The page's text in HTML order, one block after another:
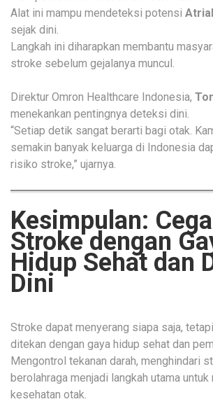
Alat ini mampu mendeteksi potensi
sejak dini.
Langkah ini diharapkan membantu
stroke sebelum gejalanya muncul.
Direktur Omron Healthcare Indonesia,
menekankan pentingnya deteksi dini.
“Setiap detik sangat berarti bagi otak.
semakin banyak keluarga di Indonesia
risiko stroke,” ujarnya.
Kesimpulan:
Stroke dengan
Hidup Sehat dan
Dini
Stroke dapat menyerang siapa saja,
ditekan dengan gaya hidup sehat dan
Mengontrol tekanan darah, menghindari
berolahraga menjadi langkah utama untuk
kesehatan otak.